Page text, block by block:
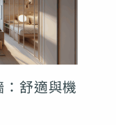
舒適與機